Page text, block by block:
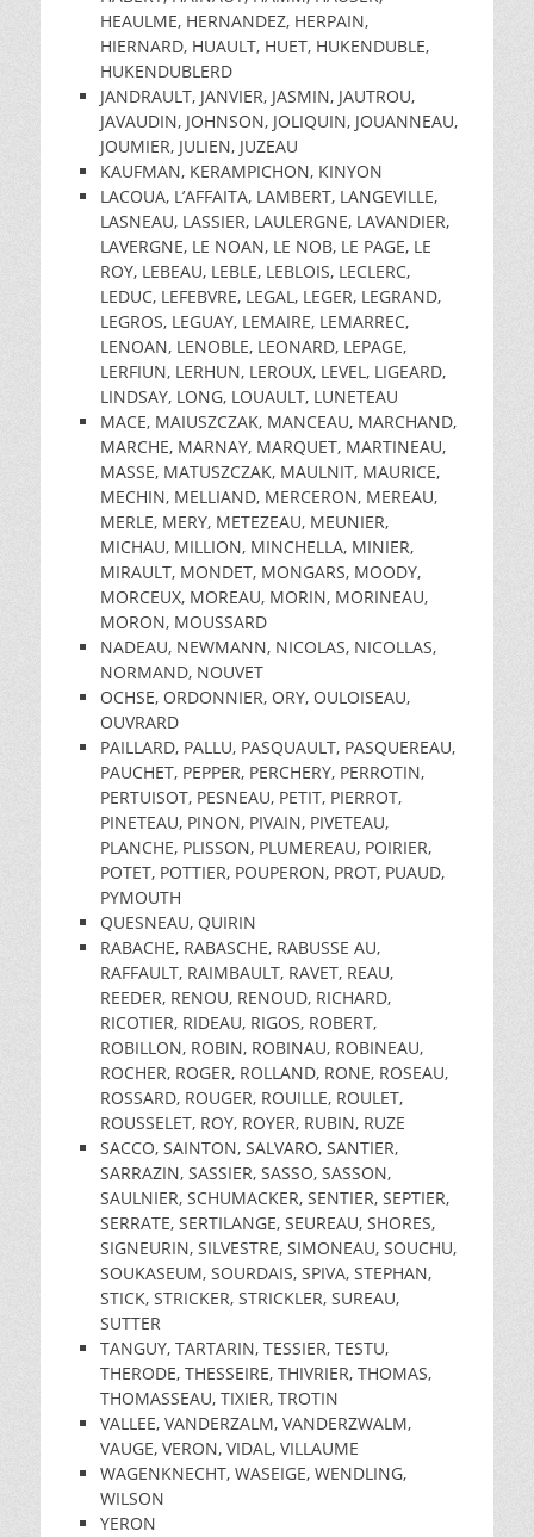
HEAULME, HERNANDEZ, HERPAIN,
HIERNARD, HUAULT, HUET, HUKENDUBLE,
HUKENDUBLERD
JANDRAULT, JANVIER, JASMIN, JAUTROU,
JAVAUDIN, JOHNSON, JOLIQUIN, JOUANNEAU,
JOUMIER, JULIEN, JUZEAU
KAUFMAN, KERAMPICHON, KINYON
LACOUA, L’AFFAITA, LAMBERT, LANGEVILLE,
LASNEAU, LASSIER, LAULERGNE, LAVANDIER,
LAVERGNE, LE NOAN, LE NOB, LE PAGE, LE
ROY, LEBEAU, LEBLE, LEBLOIS, LECLERC,
LEDUC, LEFEBVRE, LEGAL, LEGER, LEGRAND,
LEGROS, LEGUAY, LEMAIRE, LEMARREC,
LENOAN, LENOBLE, LEONARD, LEPAGE,
LERFIUN, LERHUN, LEROUX, LEVEL, LIGEARD,
LINDSAY, LONG, LOUAULT, LUNETEAU
MACE, MAIUSZCZAK, MANCEAU, MARCHAND,
MARCHE, MARNAY, MARQUET, MARTINEAU,
MASSE, MATUSZCZAK, MAULNIT, MAURICE,
MECHIN, MELLIAND, MERCERON, MEREAU,
MERLE, MERY, METEZEAU, MEUNIER,
MICHAU, MILLION, MINCHELLA, MINIER,
MIRAULT, MONDET, MONGARS, MOODY,
MORCEUX, MOREAU, MORIN, MORINEAU,
MORON, MOUSSARD
NADEAU, NEWMANN, NICOLAS, NICOLLAS,
NORMAND, NOUVET
OCHSE, ORDONNIER, ORY, OULOISEAU,
OUVRARD
PAILLARD, PALLU, PASQUAULT, PASQUEREAU,
PAUCHET, PEPPER, PERCHERY, PERROTIN,
PERTUISOT, PESNEAU, PETIT, PIERROT,
PINETEAU, PINON, PIVAIN, PIVETEAU,
PLANCHE, PLISSON, PLUMEREAU, POIRIER,
POTET, POTTIER, POUPERON, PROT, PUAUD,
PYMOUTH
QUESNEAU, QUIRIN
RABACHE, RABASCHE, RABUSSE AU,
RAFFAULT, RAIMBAULT, RAVET, REAU,
REEDER, RENOU, RENOUD, RICHARD,
RICOTIER, RIDEAU, RIGOS, ROBERT,
ROBILLON, ROBIN, ROBINAU, ROBINEAU,
ROCHER, ROGER, ROLLAND, RONE, ROSEAU,
ROSSARD, ROUGER, ROUILLE, ROULET,
ROUSSELET, ROY, ROYER, RUBIN, RUZE
SACCO, SAINTON, SALVARO, SANTIER,
SARRAZIN, SASSIER, SASSO, SASSON,
SAULNIER, SCHUMACKER, SENTIER, SEPTIER,
SERRATE, SERTILANGE, SEUREAU, SHORES,
SIGNEURIN, SILVESTRE, SIMONEAU, SOUCHU,
SOUKASEUM, SOURDAIS, SPIVA, STEPHAN,
STICK, STRICKER, STRICKLER, SUREAU,
SUTTER
TANGUY, TARTARIN, TESSIER, TESTU,
THERODE, THESSEIRE, THIVRIER, THOMAS,
THOMASSEAU, TIXIER, TROTIN
VALLEE, VANDERZALM, VANDERZWALM,
VAUGE, VERON, VIDAL, VILLAUME
WAGENKNECHT, WASEIGE, WENDLING,
WILSON
YERON